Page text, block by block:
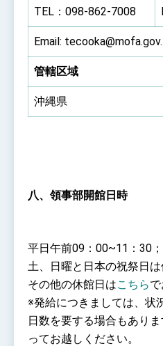
TEL：098-862-7008
Email:
管轄区域
沖縄県
八、領事部開館日時
平日午前09：00~11：30
土、日曜と日本の祝祭日は
その他の休館日はこちら
※発給につきましては、状
日数を要する場合もあり
ってお越しください。